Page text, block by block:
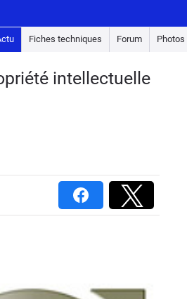
Fiches techniques Forum Photos
intellectuelle